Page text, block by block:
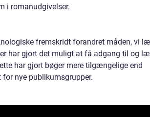
i romanudgivelser.
fremskridt forandret måden, vi
har gjort det muligt at få adgang til og
har gjort bøger mere tilgængelige end
nye publikumsgrupper.